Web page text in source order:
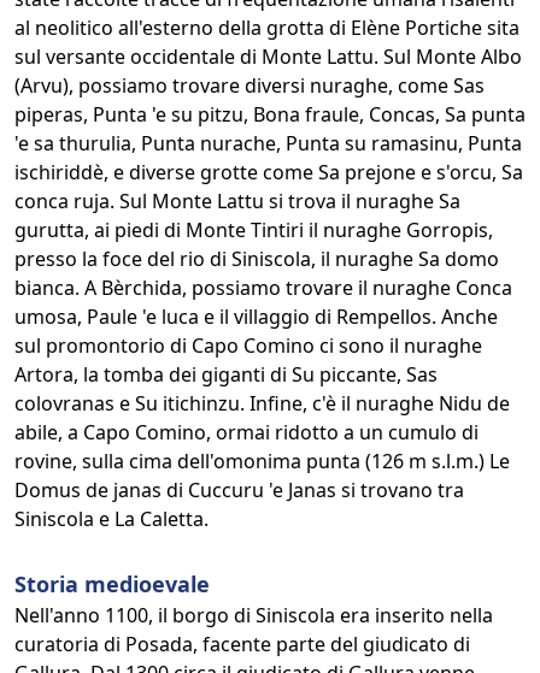
al neolitico all'esterno della grotta di Elène Portiche sita
sul versante occidentale di Monte Lattu. Sul Monte Albo
(Arvu), possiamo trovare diversi nuraghe, come Sas
piperas, Punta 'e su pitzu, Bona fraule, Concas, Sa punta
'e sa thurulia, Punta nurache, Punta su ramasinu, Punta
ischiriddè, e diverse grotte come Sa prejone e s'orcu, Sa
conca ruja. Sul Monte Lattu si trova il nuraghe Sa
gurutta, ai piedi di Monte Tintiri il nuraghe Gorropis,
presso la foce del rio di Siniscola, il nuraghe Sa domo
bianca. A Bèrchida, possiamo trovare il nuraghe Conca
umosa, Paule 'e luca e il villaggio di Rempellos. Anche
sul promontorio di Capo Comino ci sono il nuraghe
Artora, la tomba dei giganti di Su piccante, Sas
colovranas e Su itichinzu. Infine, c'è il nuraghe Nidu de
abile, a Capo Comino, ormai ridotto a un cumulo di
rovine, sulla cima dell'omonima punta (126 m s.l.m.) Le
Domus de janas di Cuccuru 'e Janas si trovano tra
Siniscola e La Caletta.
Storia medioevale
Nell'anno 1100, il borgo di Siniscola era inserito nella
curatoria di Posada, facente parte del giudicato di